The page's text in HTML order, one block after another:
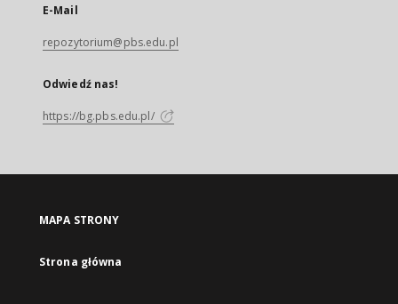
E-Mail
repozytorium@pbs.edu.pl
Odwiedź nas!
https://bg.pbs.edu.pl/
MAPA STRONY
Strona główna